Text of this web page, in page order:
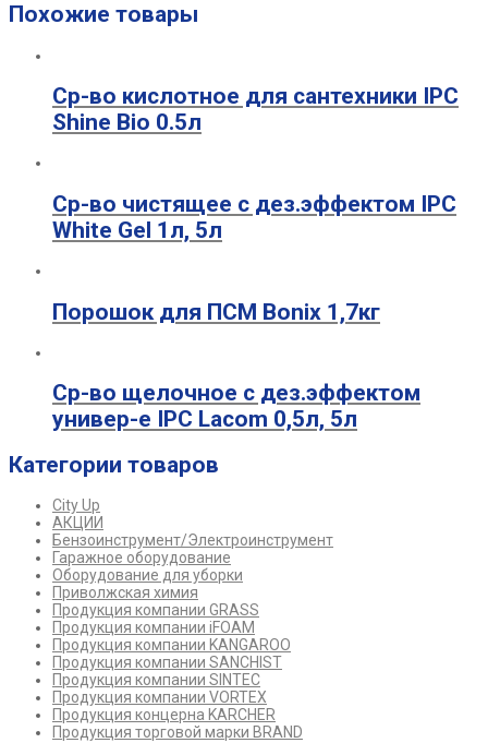
Похожие товары
Ср-во кислотное для сантехники IPC
Shine Bio 0.5л
Ср-во чистящее с дез.эффектом IPC
White Gel 1л, 5л
Порошок для ПСМ Bonix 1,7кг
Ср-во щелочное с дез.эффектом
универ-е IPC Lacom 0,5л, 5л
Категории товаров
City Up
АКЦИИ
Бензоинструмент/Электроинструмент
Гаражное оборудование
Оборудование для уборки
Приволжская химия
Продукция компании GRASS
Продукция компании iFOAM
Продукция компании KANGAROO
Продукция компании SANCHIST
Продукция компании SINTEC
Продукция компании VORTEX
Продукция концерна KARCHER
Продукция торговой марки BRAND